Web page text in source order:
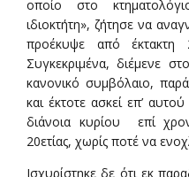
οποίο στο
ιδιοκτήτη», ζήτησε να
προέκυψε από έκτακτη
Συγκεκριμένα, διέμενε
κανονικό συμβόλαιο,
και έκτοτε ασκεί επ’
διάνοια κυρίου επί
20ετίας, χωρίς ποτέ να
Ισχυρίστηκε δε ότι εκ